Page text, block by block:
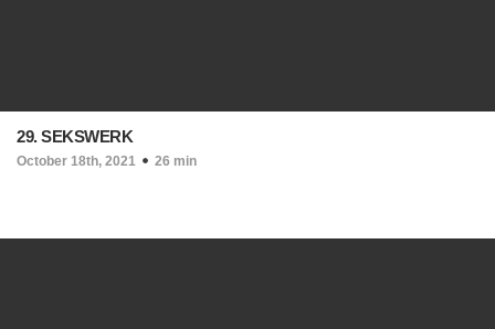
29. SEKSWERK
October 18th, 2021 26 min